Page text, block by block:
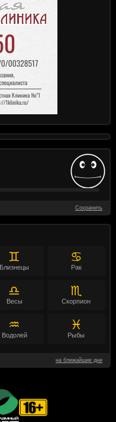
Сохранить
♊
Близнецы
♋
Рак
♎
Весы
♏
Скорпион
♒
Водолей
♓
Рыбы
на ближайшие дни